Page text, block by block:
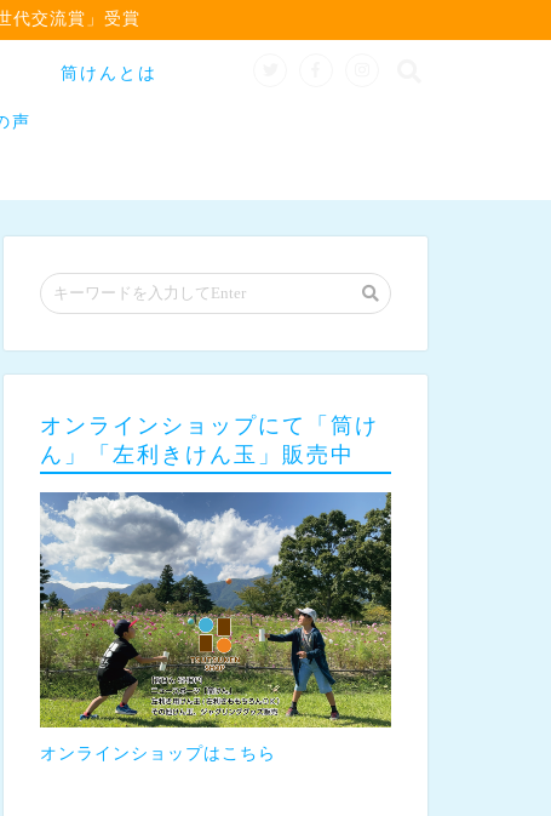
交流賞」受賞
筒けんとは
声
オンラインショップにて「筒け
ん」「左利きけん玉」販売中
オンラインショップはこちら